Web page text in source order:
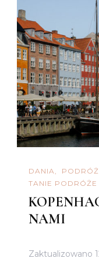
DANIA
TANIE PODRÓŻE
NAMI
Zaktualizowano